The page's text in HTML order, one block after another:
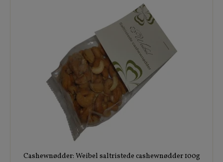
Cashewnødder: Weibel saltristede cashewnødder 100g